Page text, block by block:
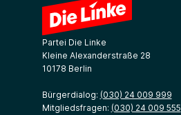
Partei Die Linke
Kleine Alexanderstraße 28
10178 Berlin
Bürgerdialog: (030) 24 009 999
Mitgliedsfragen: (030) 24 009 555